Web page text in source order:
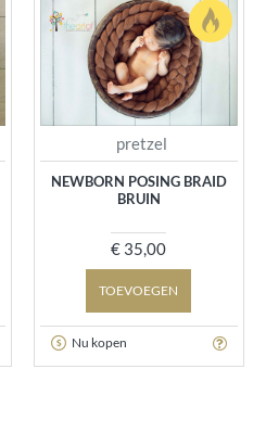
pretzel
NEWBORN POSING BRAID
BRUIN
€ 35,00
TOEVOEGEN
Nu kopen